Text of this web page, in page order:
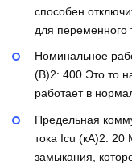
способен
для переменного
Номинальное
(В)2: 400 Это то
работает в
Предельная
тока Icu (кА)2: 20
замыкания,